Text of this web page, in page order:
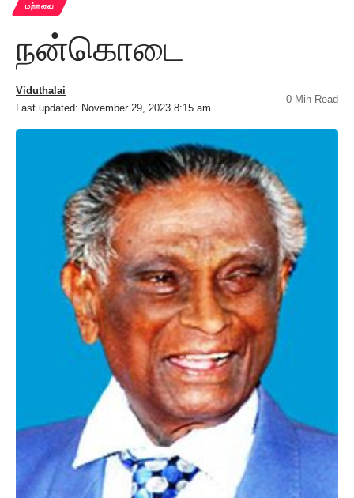
மற்றவை
நன்கொடை
Last updated: November 29, 2023 8:15 am
Viduthalai
0 Min Read